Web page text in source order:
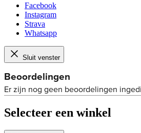
Facebook
Instagram
Strava
Whatsapp
Sluit venster
Selecteer een winkel